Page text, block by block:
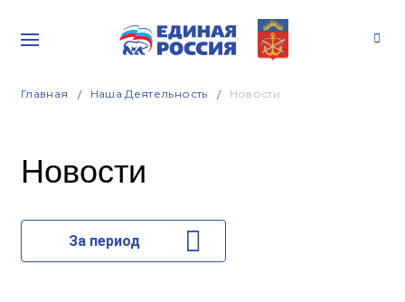
Главная Наша Деятельность Новости
Новости
За период